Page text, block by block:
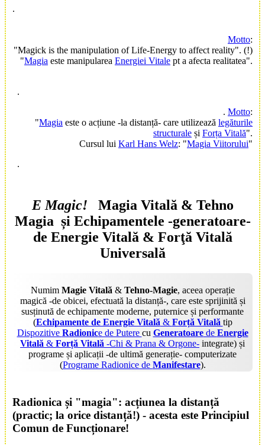
.
Motto:
"Magick is the manipulation of Life-Energy to affect reality". (!)
"Magia este manipularea Energiei Vitale pt a afecta realitatea".
.
. Motto:
"Magia este o acțiune -la distanță- care utilizează legăturile
structurale și Forța Vitală".
Cursul lui Karl Hans Welz: "Magia Viitorului"
.
E Magic! Magia Vitală& Tehno
Magia și Echipamentele -generatoare-
de Energie Vitală & Forţă Vitală
Universală
Numim Magie Vitală & Tehno-Magie, aceea operație
magică -de obicei, efectuată la distanță-, care este sprijinită și
susținută de echipamente moderne, puternice și performante
(Echipamente de Energie Vitală & Forță Vitală tip
Dispozitive Radionice de Putere cu Generatoarede Energie
Vitală & Forță Vitală -Chi & Prana & Orgone- integrate) și
programe și aplicații -de ultimă generație- computerizate
(Programe Radionice de Manifestare).
Radionica și "magia": acțiunea la distanță
(practic; la orice distanță!) - acesta este Principiul
Comun de Funcționare!